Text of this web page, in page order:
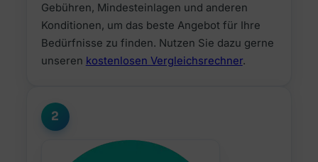
Gebühren, Mindesteinlagen und anderen
Konditionen, um das beste Angebot für Ihre
Bedürfnisse zu finden. Nutzen Sie dazu gerne
unseren kostenlosen Vergleichsrechner.
2